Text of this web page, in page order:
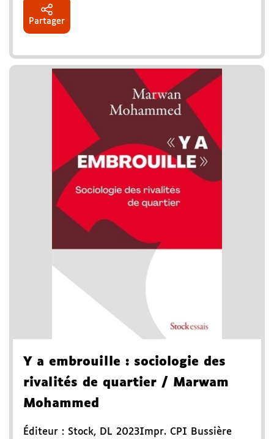
Partager
Y a embrouille : sociologie des
rivalités de quartier / Marwam
Mohammed
Éditeur : Stock, DL 2023Impr. CPI Bussière